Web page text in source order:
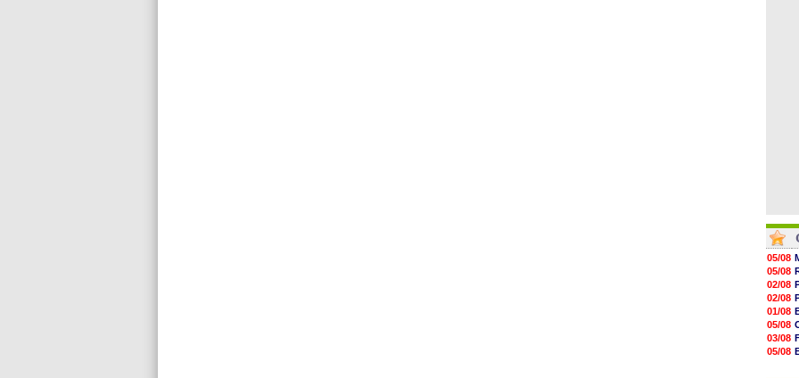
05/08
05/08
02/08
02/08
01/08
05/08
03/08
05/08